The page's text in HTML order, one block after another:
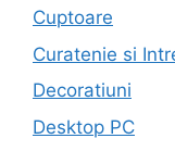
Cuptoare
Curatenie si
Decoratiuni
Desktop PC